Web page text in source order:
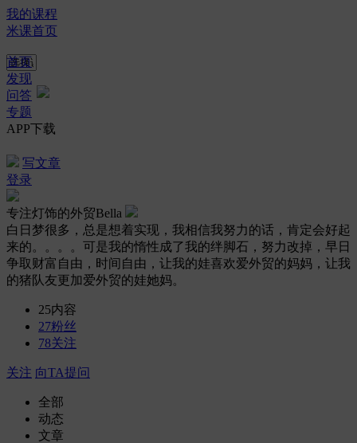
我的课程
米课首页
首页
发现
问答
专题
APP下载
写文章
登录
专注灯饰的外贸Bella
白日梦很多，总是想着实现，我相信我努力的话，肯定会好起
来的。。。。可是我的惰性成了我的绊脚石，努力改掉，早日
争取财富自由，时间自由，让我的娃喜欢爱外贸的妈妈，让我
的猪队友更加爱外贸的娃她妈。
25内容
27粉丝
78关注
关注 向TA提问
全部
动态
文章